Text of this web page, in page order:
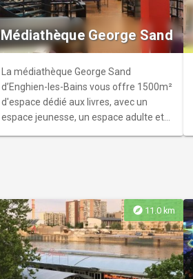
Médiathèque George Sand
La médiathèque George Sand
d’Enghien-les-Bains vous offre 1500m²
d'espace dédié aux livres, avec un
espace jeunesse, un espace adulte et
explore 11.0 km